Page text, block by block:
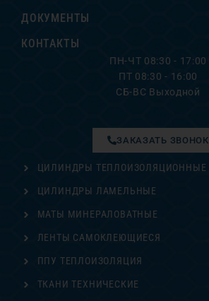
ДОКУМЕНТЫ
КОНТАКТЫ
ПН-ЧТ 08:30 - 17:00
ПТ 08:30 - 16:00
СБ-ВС Выходной
ЦИЛИНДРЫ ТЕПЛОИЗОЛЯЦИОННЫЕ
ЦИЛИНДРЫ ЛАМЕЛЬНЫЕ
МАТЫ МИНЕРАЛОВАТНЫЕ
ЛЕНТЫ САМОКЛЕЮЩИЕСЯ
ППУ ТЕПЛОИЗОЛЯЦИЯ
ТКАНИ ТЕХНИЧЕСКИЕ
ЗАКАЗАТЬ ЗВОНОК